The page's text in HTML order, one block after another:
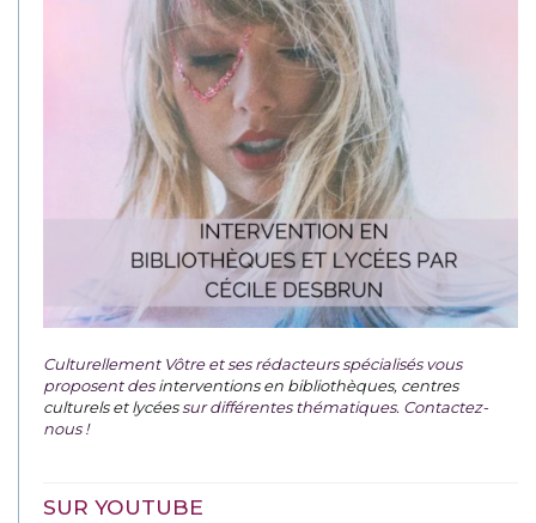
Culturellement Vôtre et ses rédacteurs spécialisés vous
proposent desinterventions en bibliothèques, centres
culturels et lycéessur différentes thématiques. Contactez-
nous !
SUR YOUTUBE